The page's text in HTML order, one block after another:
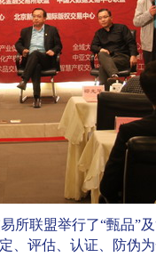
联盟举行了“甄品”及
、评估、认证、防伪